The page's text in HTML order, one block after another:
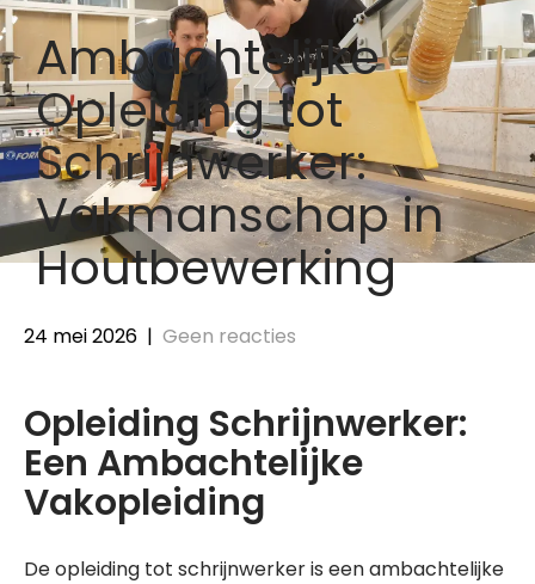
Ambachtelijke
Opleiding tot
Schrijnwerker:
Vakmanschap in
Houtbewerking
24 mei 2026 | Geen reacties
Opleiding Schrijnwerker:
Een Ambachtelijke
Vakopleiding
De opleiding tot schrijnwerker is een ambachtelijke